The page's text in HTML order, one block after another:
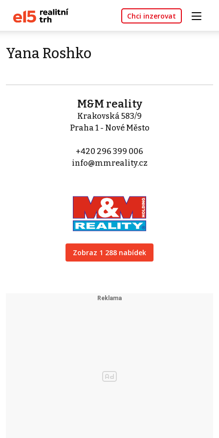
Chci inzerovat
Yana Roshko
M&M reality
Krakovská 583/9
Praha 1 - Nové Město
+420 296 399 006
info@mmreality.cz
Zobraz 1 288 nabídek